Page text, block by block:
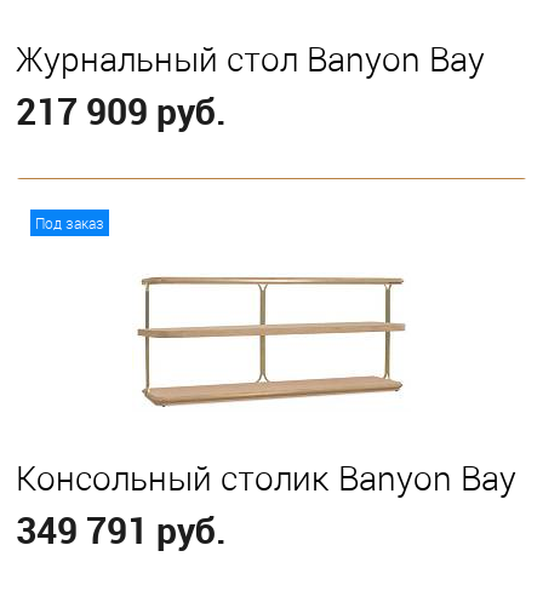
Журнальный стол Banyon Bay
217 909 руб.
Под заказ
Консольный столик Banyon Bay
349 791 руб.